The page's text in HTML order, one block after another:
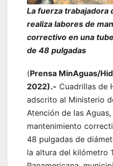
La fuerza trabajadora
realiza labores de
correctivo en una
de 48 pulgadas
(Prensa MinAguas/
2022).- Cuadrillas de
adscrito al Ministerio
Atención de las
mantenimiento
48 pulgadas de
la altura del kilómetro